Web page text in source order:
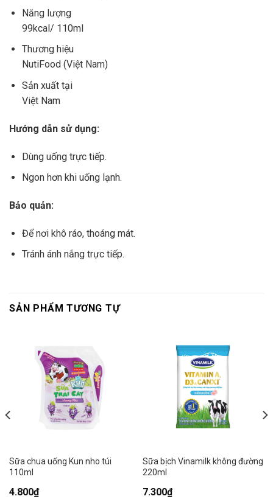
Năng lượng
99kcal/ 110ml
Thương hiệu
NutiFood (Việt Nam)
Sản xuất tại
Việt Nam
Hướng dẫn sử dụng:
Dùng uống trực tiếp.
Ngon hơn khi uống lạnh.
Bảo quản:
Để nơi khô ráo, thoáng mát.
Tránh ánh nắng trực tiếp.
SẢN PHẨM TƯƠNG TỰ
Sữa chua uống Kun nho túi
110ml
4.800₫
Sữa bịch Vinamilk không đường
220ml
7.300₫